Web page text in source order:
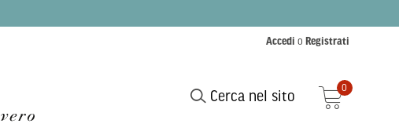
Cerca nel sito
0
Accedi o Registrati